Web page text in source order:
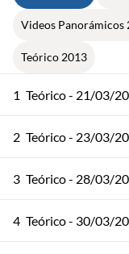
Videos Panorámicos
Teórico 2013
1 Teórico - 21/03/
2 Teórico - 23/03/
3 Teórico - 28/03/
4 Teórico - 30/03/